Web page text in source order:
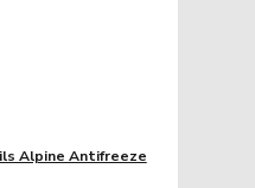
Alpine Antifreeze